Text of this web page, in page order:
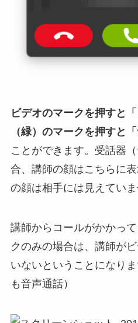
ビデオのマークを押すと「
（緑）のマークを押すと「
ことができます。受話器
合、講師の顔はこちらに
の顔は相手には見えていま
講師からコールがかかっ
クのみの場合は、講師が
いないということになり
も音声通話）